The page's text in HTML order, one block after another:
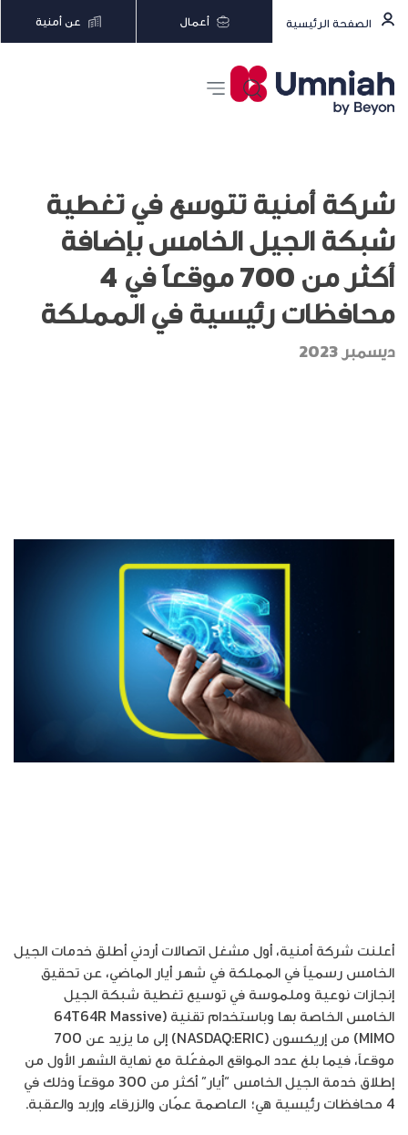
الصفحة الرئيسية أعمال عن أمنية
شركة أمنية تتوسع في تغطية
شبكة الجيل الخامس بإضافة
أكثر من 700 موقعاً في 4
محافظات رئيسية في المملكة
ديسمبر 2023
أعلنت شركة أمنية، أول مشغل اتصالات أردني أطلق خدمات الجيل
الخامس رسمياً في المملكة في شهر أيار الماضي، عن تحقيق
إنجازات نوعية وملموسة في توسيع تغطية شبكة الجيل
الخامس الخاصة بها وباستخدام تقنية (64T64R Massive
MIMO) من إريكسون (NASDAQ:ERIC) إلى ما يزيد عن 700
موقعاً، فيما بلغ عدد المواقع المفعّلة مع نهاية الشهر الأول من
إطلاق خدمة الجيل الخامس “أيار” أكثر من 300 موقعاً وذلك في
4 محافظات رئيسية هي؛ العاصمة عمّان والزرقاء وإربد والعقبة.